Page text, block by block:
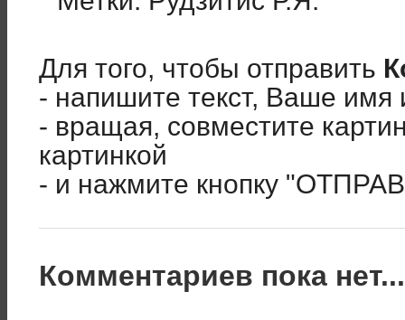
Для того, чтобы отправить
- напишите текст, Ваше имя
- вращая, совместите
картинкой
- и нажмите кнопку
Комментариев пока